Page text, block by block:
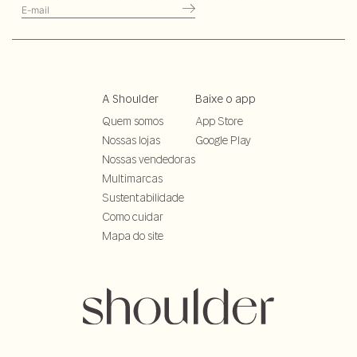
A Shoulder
Quem somos
Nossas lojas
Nossas vendedoras
Multimarcas
Sustentabilidade
Como cuidar
Mapa do site
Baixe o app
App Store
Google Play